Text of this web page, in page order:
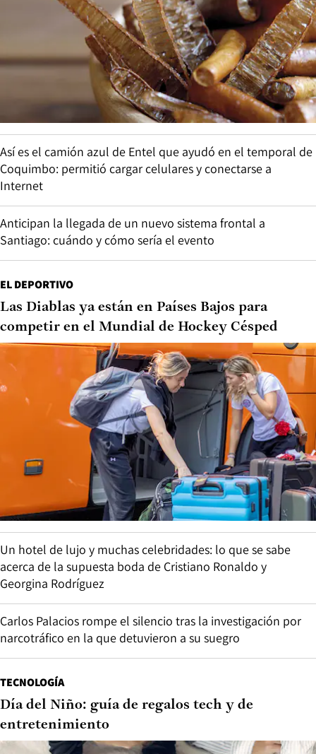
Así es el camión azul de Entel que ayudó en el temporal de
Coquimbo: permitió cargar celulares y conectarse a
Internet
Anticipan la llegada de un nuevo sistema frontal a
Santiago: cuándo y cómo sería el evento
EL DEPORTIVO
Las Diablas ya están en Países Bajos para
competir en el Mundial de Hockey Césped
Un hotel de lujo y muchas celebridades: lo que se sabe
acerca de la supuesta boda de Cristiano Ronaldo y
Georgina Rodríguez
Carlos Palacios rompe el silencio tras la investigación por
narcotráfico en la que detuvieron a su suegro
TECNOLOGÍA
Día del Niño: guía de regalos tech y de
entretenimiento